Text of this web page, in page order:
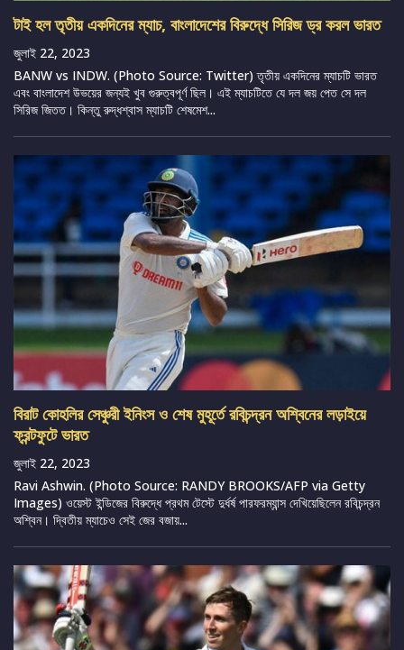
টাই হল তৃতীয় একদিনের ম্যাচ, বাংলাদেশের বিরুদ্ধে সিরিজ ড্র করল ভারত
জুলাই 22, 2023
BANW vs INDW. (Photo Source: Twitter) তৃতীয় একদিনের ম্যাচটি ভারত
এবং বাংলাদেশ উভয়ের জন্যই খুব গুরুত্বপূর্ণ ছিল। এই ম্যাচটিতে যে দল জয় পেত সে দল
সিরিজ জিতত। কিন্তু রুদ্ধশ্বাস ম্যাচটি শেষমেশ...
বিরাট কোহলির সেঞ্চুরী ইনিংস ও শেষ মুহূর্তে রবিচন্দ্রন অশ্বিনের লড়াইয়ে
ফ্রন্টফুটে ভারত
জুলাই 22, 2023
Ravi Ashwin. (Photo Source: RANDY BROOKS/AFP via Getty
Images) ওয়েস্ট ইন্ডিজের বিরুদ্ধে প্রথম টেস্টে দুর্ধর্ষ পারফরম্যান্স দেখিয়েছিলেন রবিচন্দ্রন
অশ্বিন। দ্বিতীয় ম্যাচেও সেই জের বজায়...